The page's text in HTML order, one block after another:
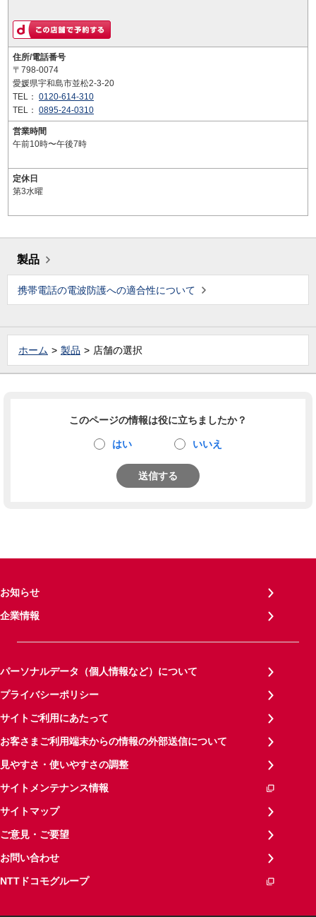
住所/電話番号
〒798-0074
愛媛県宇和島市並松2-3-20
TEL： 0120-614-310
TEL： 0895-24-0310
営業時間
午前10時〜午後7時
定休日
第3水曜
製品
携帯電話の電波防護への適合性について
ホーム 製品 店舗の選択
このページの情報は役に立ちましたか？
はい いいえ
送信する
お知らせ
企業情報
パーソナルデータ（個人情報など）について
プライバシーポリシー
サイトご利用にあたって
お客さまご利用端末からの情報の外部送信について
見やすさ・使いやすさの調整
サイトメンテナンス情報
サイトマップ
ご意見・ご要望
お問い合わせ
NTTドコモグループ